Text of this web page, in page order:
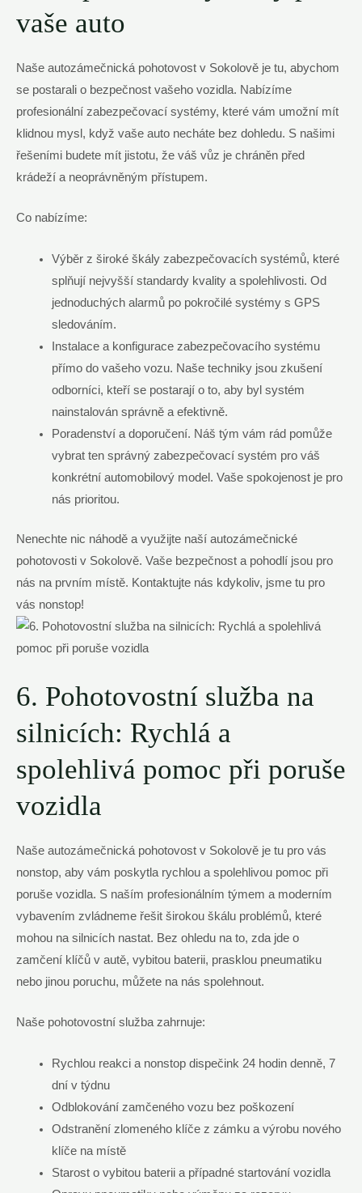
vaše auto
Naše autozámečnická pohotovost v Sokolově je tu, abychom
se postarali o bezpečnost vašeho vozidla. Nabízíme
profesionální zabezpečovací systémy, které vám umožní mít
klidnou mysl, když vaše auto necháte bez dohledu. S našimi
řešeními budete mít jistotu, že váš vůz je chráněn před
krádeží a neoprávněným přístupem.
Co nabízíme:
Výběr z široké škály zabezpečovacích systémů, které
splňují nejvyšší standardy kvality a spolehlivosti. Od
jednoduchých alarmů po pokročilé systémy s GPS
sledováním.
Instalace a konfigurace zabezpečovacího systému
přímo do vašeho vozu. Naše techniky jsou zkušení
odborníci, kteří se postarají o to, aby byl systém
nainstalován správně a efektivně.
Poradenství a doporučení. Náš tým vám rád pomůže
vybrat ten správný zabezpečovací systém pro váš
konkrétní automobilový model. Vaše spokojenost je pro
nás prioritou.
Nenechte nic náhodě a využijte naší autozámečnické
pohotovosti v Sokolově. Vaše bezpečnost a pohodlí jsou pro
nás na prvním místě. Kontaktujte nás kdykoliv, jsme tu pro
vás nonstop!
6. Pohotovostní služba na
silnicích: Rychlá a
spolehlivá pomoc při poruše
vozidla
Naše autozámečnická pohotovost v Sokolově je tu pro vás
nonstop, aby vám poskytla rychlou a spolehlivou pomoc při
poruše vozidla. S naším profesionálním týmem a moderním
vybavením zvládneme řešit širokou škálu problémů, které
mohou na silnicích nastat. Bez ohledu na to, zda jde o
zamčení klíčů v autě, vybitou baterii, prasklou pneumatiku
nebo jinou poruchu, můžete na nás spolehnout.
Naše pohotovostní služba zahrnuje:
Rychlou reakci a nonstop dispečink 24 hodin denně, 7
dní v týdnu
Odblokování zamčeného vozu bez poškození
Odstranění zlomeného klíče z zámku a výrobu nového
klíče na místě
Starost o vybitou baterii a případné startování vozidla